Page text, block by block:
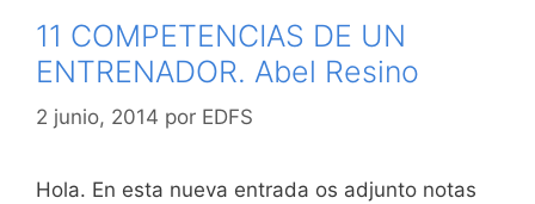
11 COMPETENCIAS DE UN
ENTRENADOR. Abel Resino
2 junio, 2014 por EDFS
Hola. En esta nueva entrada os adjunto notas